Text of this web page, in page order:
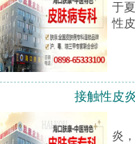
于
性
接触性皮
炎